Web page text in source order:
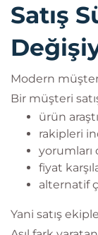
Satış
Modern
Bir müşteri
ürün
rakipleri
yorumları
fiyat
alternatif
Yani satış